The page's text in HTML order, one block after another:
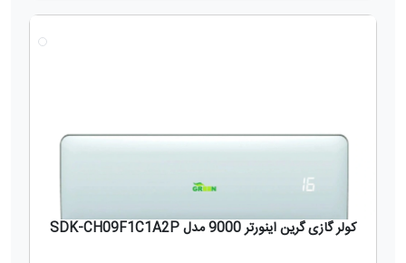
کولر گازی گرین اینورتر 9000 مدل SDK-CH09F1C1A2P